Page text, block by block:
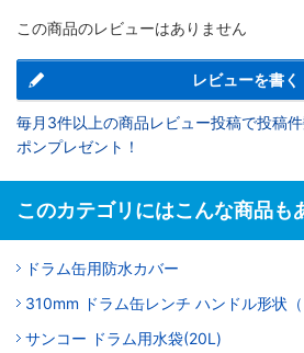
この商品のレビューはありません
レビューを書く
毎月3件以上の商品レビュー投稿で投稿
ポンプレゼント！
このカテゴリにはこんな商品も
ドラム缶用防水カバー
310mm ドラム缶レンチ ハンドル形状（
サンコー ドラム用水袋(20L)